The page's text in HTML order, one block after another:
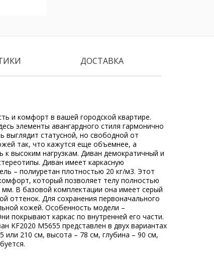
ДОСТАВКА
и комфорт в вашей городской квартире.
элементы авангардного стиля гармонично
выглядит статусной, но свободной от
так, что кажутся еще объемнее, а
к высоким нагрузкам. Диван демократичный и
Диван имеет каркасную
– полиуретан плотностью 20 кг/м3. Этот
который позволяет телу полностью
В базовой комплектации она имеет серый
оттенок. Для сохранения первоначального
кожей. Особенность модели –
покрывают каркас по внутренней его части.
KF2020 M5655 представлен в двух вариантах
210 см, высота – 78 см, глубина – 90 см,